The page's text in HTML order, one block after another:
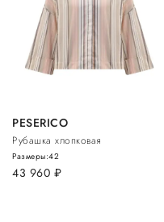
PESERICO
Рубашка хлопковая
43 960 руб.
Размеры:42